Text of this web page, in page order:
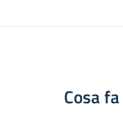
Cosa fa